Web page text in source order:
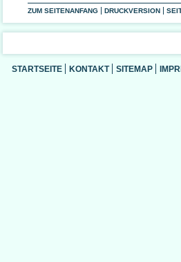
ZUM SEITENANFANG DRUCKVERSION
STARTSEITE KONTAKT SITEMAP